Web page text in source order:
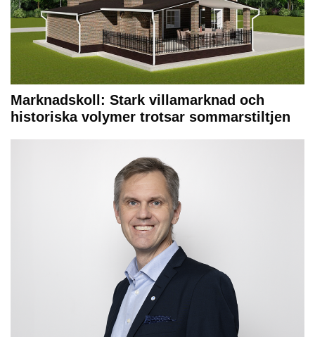
Marknadskoll: Stark villamarknad och
historiska volymer trotsar sommarstiltjen